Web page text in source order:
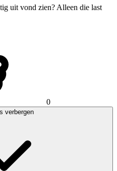
uit vond zien? Alleen die last
0
verbergen